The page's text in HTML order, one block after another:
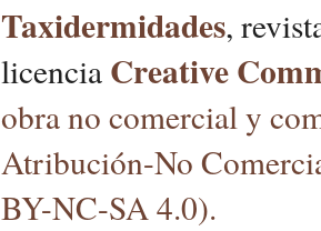
Taxidermidades,
licencia Creative
obra no comercial y
Atribución-No
BY-NC-SA 4.0).